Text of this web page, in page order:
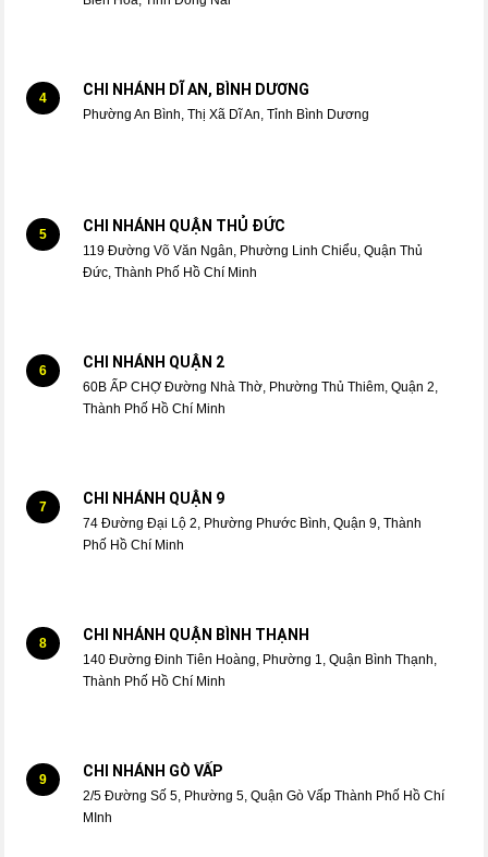
4 CHI NHÁNH DĨ AN, BÌNH DƯƠNG
Phường An Bình, Thị Xã Dĩ An, Tỉnh Bình Dương
5 CHI NHÁNH QUẬN THỦ ĐỨC
119 Đường Võ Văn Ngân, Phường Linh Chiểu, Quận Thủ
Đức, Thành Phố Hồ Chí Minh
6 CHI NHÁNH QUẬN 2
60B ẤP CHỢ Đường Nhà Thờ, Phường Thủ Thiêm, Quận 2,
Thành Phố Hồ Chí Minh
7 CHI NHÁNH QUẬN 9
74 Đường Đại Lộ 2, Phường Phước Bình, Quận 9, Thành
Phố Hồ Chí Minh
8 CHI NHÁNH QUẬN BÌNH THẠNH
140 Đường Đinh Tiên Hoàng, Phường 1, Quận Bình Thạnh,
Thành Phố Hồ Chí Minh
9 CHI NHÁNH GÒ VẤP
2/5 Đường Số 5, Phường 5, Quận Gò Vấp Thành Phố Hồ Chí
MInh